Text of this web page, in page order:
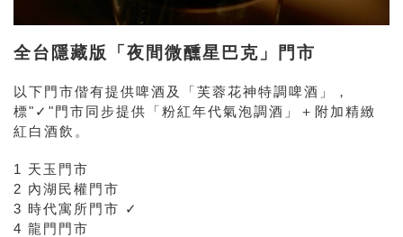
全台隱藏版「夜間微醺星巴克」門市
以下門市偕有提供啤酒及「芙蓉花神特調啤酒」，
標"✓"門市同步提供「粉紅年代氣泡調酒」＋附加精緻
紅白酒飲。
1 天玉門市
2 內湖民權門市
3 時代寓所門市 ✓
4 龍門門市